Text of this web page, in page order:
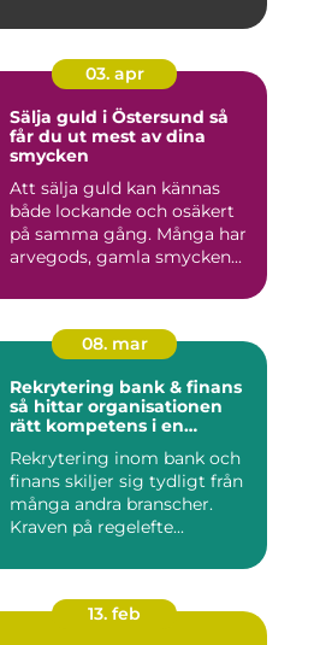
03. apr
Sälja guld i Östersund så
får du ut mest av dina
smycken
Att sälja guld kan kännas
både lockande och osäkert
på samma gång. Många har
arvegods, gamla smycken...
08. mar
Rekrytering bank & finans
så hittar organisationen
rätt kompetens i en
Rekrytering inom bank och
finans skiljer sig tydligt från
många andra branscher.
Kraven på regelefte...
13. feb